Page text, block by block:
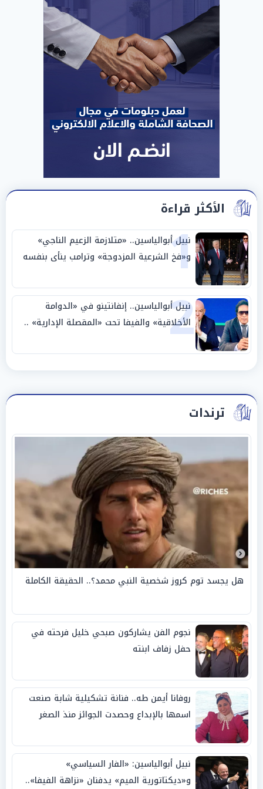
الأكثر قراءة
1
نبيل أبوالياسين.. «متلازمة الزعيم الناجي»
و«فخ الشرعية المزدوجة» وترامب ينأى بنفسه
وحليفه في «ميتم استراتيجي»
2
نبيل أبوالياسين.. إنفانتينو في «الدوامة
الأخلاقية» والفيفا تحت «المقصلة الإدارية» ..
«عبادة العرش وجنازة المصداقية»
ترندات
هل يجسد توم كروز شخصية النبي محمد؟.. الحقيقة الكاملة
نجوم الفن يشاركون صبحي خليل فرحته في
حفل زفاف ابنته
روفانا أيمن طه.. فنانة تشكيلية شابة صنعت
اسمها بالإبداع وحصدت الجوائز منذ الصغر
نبيل أبوالياسين: «الفار السياسي»
و«ديكتاتورية الميم» يدفنان «نزاهة الفيفا»..